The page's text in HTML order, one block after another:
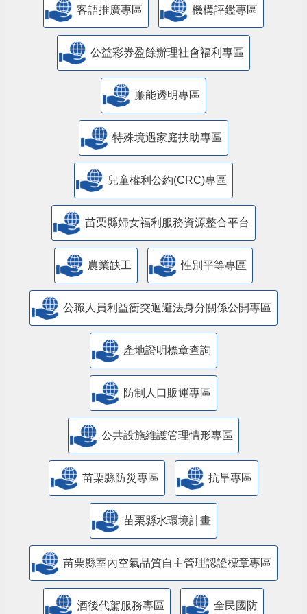
客語推廣專區 機構評鑑專區
公益彩券盈餘辦理社會福利專區
廉能透明專區
特殊境遇家庭扶助專區
兒童權利公約(CRC)專區
苗栗縣婦女福利服務資源整合平台
農業缺工 性別平等專區
公職人員利益衝突迴避法身分關係公開專區
產地證明標章查詢
防制人口販運專區
​公共設施維護管理情形專區
苗栗縣防災專區 抗旱專區
苗栗縣水環境計畫
苗栗縣室內空氣品質自主管理認證標章專區
酒後代駕服務專區 全民國防